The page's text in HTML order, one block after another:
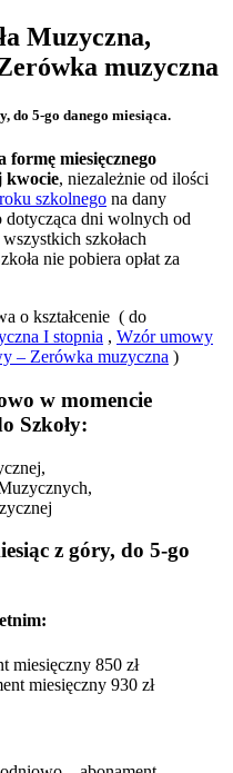
Muzyczna,
muzyczna
do 5-go danego miesiąca.
formę miesięcznego
kwocie, niezależnie od ilości
szkolnego na dany
dotycząca dni wolnych od
szkołach
nie pobiera opłat za
o kształcenie ( do
I stopnia , Wzór umowy
– Zerówka muzyczna )
w momencie
Szkoły:
z góry, do 5-go
miesięczny 850 zł
miesięczny 930 zł